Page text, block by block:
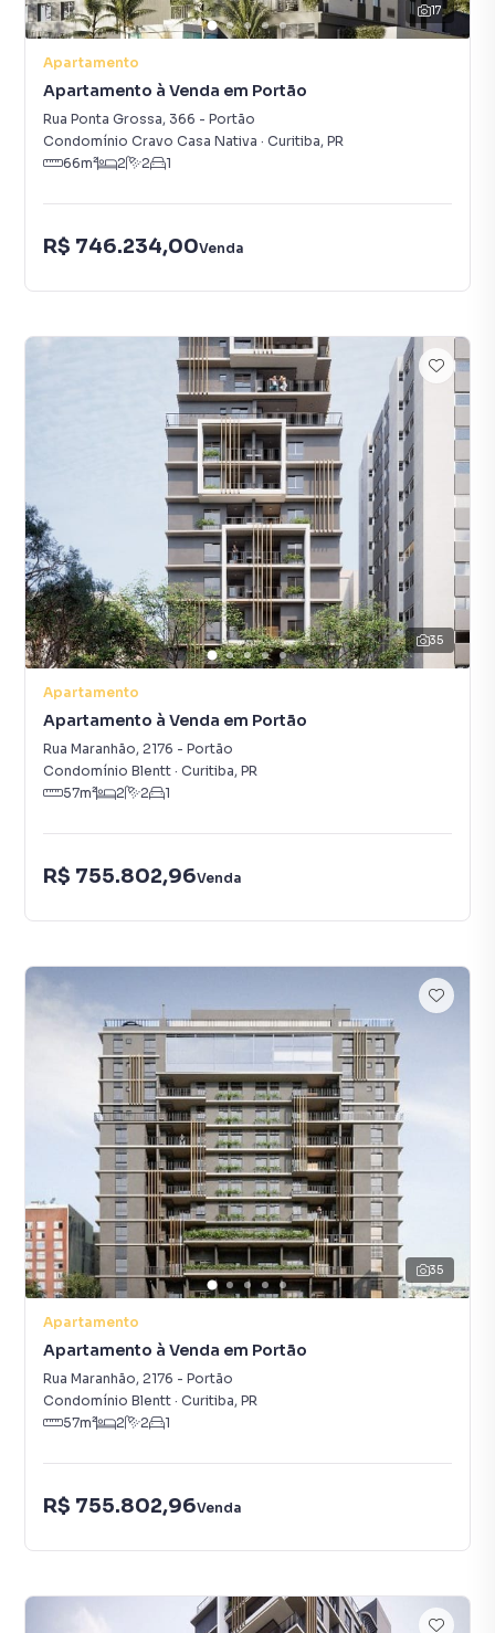
17
Apartamento
Apartamento à Venda em Portão
Rua Ponta Grossa, 366 - Portão
Condomínio Cravo Casa Nativa · Curitiba, PR
66m² 2 2 1
R$ 746.234,00Venda
35
Apartamento
Apartamento à Venda em Portão
Rua Maranhão, 2176 - Portão
Condomínio Blentt · Curitiba, PR
57m² 2 2 1
R$ 755.802,96Venda
35
Apartamento
Apartamento à Venda em Portão
Rua Maranhão, 2176 - Portão
Condomínio Blentt · Curitiba, PR
57m² 2 2 1
R$ 755.802,96Venda